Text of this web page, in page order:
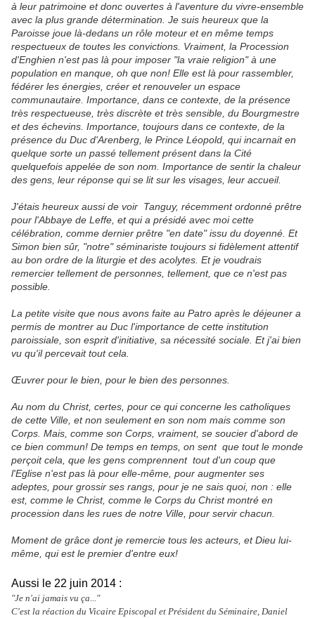
à leur patrimoine et donc ouvertes à l'aventure du vivre-ensemble
avec la plus grande détermination. Je suis heureux que la
Paroisse joue là-dedans un rôle moteur et en même temps
respectueux de toutes les convictions. Vraiment, la Procession
d'Enghien n'est pas là pour imposer "la vraie religion" à une
population en manque, oh que non! Elle est là pour rassembler,
fédérer les énergies, créer et renouveler un espace
communautaire. Importance, dans ce contexte, de la présence
très respectueuse, très discrète et très sensible, du Bourgmestre
et des échevins. Importance, toujours dans ce contexte, de la
présence du Duc d'Arenberg, le Prince Léopold, qui incarnait en
quelque sorte un passé tellement présent dans la Cité
quelquefois appelée de son nom. Importance de sentir la chaleur
des gens, leur réponse qui se lit sur les visages, leur accueil.
J'étais heureux aussi de voir Tanguy, récemment ordonné prêtre
pour l'Abbaye de Leffe, et qui a présidé avec moi cette
célébration, comme dernier prêtre "en date" issu du doyenné. Et
Simon bien sûr, "notre" séminariste toujours si fidèlement attentif
au bon ordre de la liturgie et des acolytes. Et je voudrais
remercier tellement de personnes, tellement, que ce n'est pas
possible.
La petite visite que nous avons faite au Patro après le déjeuner a
permis de montrer au Duc l'importance de cette institution
paroissiale, son esprit d'initiative, sa nécessité sociale. Et j'ai bien
vu qu'il percevait tout cela.
Œuvrer pour le bien, pour le bien des personnes.
Au nom du Christ, certes, pour ce qui concerne les catholiques
de cette Ville, et non seulement en son nom mais comme son
Corps. Mais, comme son Corps, vraiment, se soucier d'abord de
ce bien commun! De temps en temps, on sent que tout le monde
perçoit cela, que les gens comprennent tout d'un coup que
l'Eglise n'est pas là pour elle-même, pour augmenter ses
adeptes, pour grossir ses rangs, pour je ne sais quoi, non : elle
est, comme le Christ, comme le Corps du Christ montré en
procession dans les rues de notre Ville, pour servir chacun.
Moment de grâce dont je remercie tous les acteurs, et Dieu lui-
même, qui est le premier d'entre eux!
Aussi le 22 juin 2014 :
"Je n'ai jamais vu ça..."
C'est la réaction du Vicaire Episcopal et Président du Séminaire, Daniel